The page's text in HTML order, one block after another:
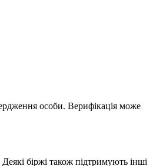
особи. Верифікація може
біржі також підтримують інші